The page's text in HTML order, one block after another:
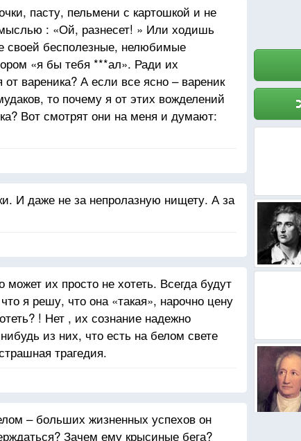
пасту, пельмени с картошкой и не
: «Ой, разнесет! » Или ходишь
своей бесполезные, нелюбимые
«я бы тебя ***ал». Ради их
вареника? А если все ясно – вареник
то почему я от этих вожделений
Вот смотрят они на меня и думают:
мысли все внутри обрывается. Но
нужны, но нравиться им нужно. Я их
И еще какая-то непонятная
– вот , всем им только бы ***аться
все эти мысли появляются глубоко
а вдруг полюбят? Мало кто способен.
И даже не за непролазную нищету. А за
их просто не хотеть. Всегда будут
я решу, что она «такая», нарочно цену
! Нет , их сознание надежно
из них, что есть на белом свете
трагедия.
– больших жизненных успехов он
Зачем ему крысиные бега?